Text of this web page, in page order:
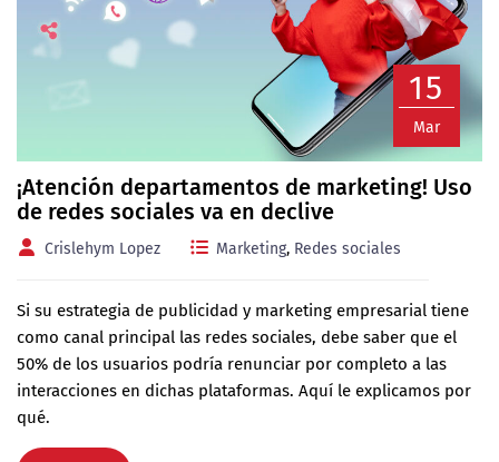
15
Mar
¡Atención departamentos de marketing! Uso
de redes sociales va en declive
Crislehym Lopez Marketing, Redes sociales
Si su estrategia de publicidad y marketing empresarial tiene
como canal principal las redes sociales, debe saber que el
50% de los usuarios podría renunciar por completo a las
interacciones en dichas plataformas. Aquí le explicamos por
qué.